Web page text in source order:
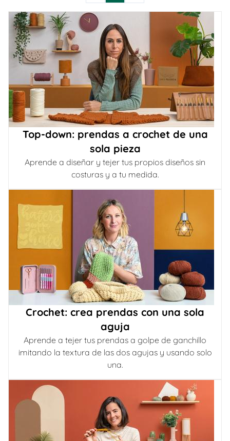
Top-down: prendas a crochet de una
sola pieza
Aprende a diseñar y tejer tus propios diseños sin
costuras y a tu medida.
Crochet: crea prendas con una sola
aguja
Aprende a tejer tus prendas a golpe de ganchillo
imitando la textura de las dos agujas y usando solo
una.